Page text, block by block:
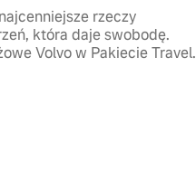
rzeczy
która daje swobodę.
Volvo w Pakiecie Travel.